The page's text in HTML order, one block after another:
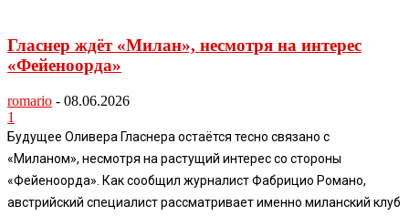
Гласнер ждёт «Милан», несмотря на интерес
«Фейеноорда»
romario - 08.06.2026
1
Будущее Оливера Гласнера остаётся тесно связано с
«Миланом», несмотря на растущий интерес со стороны
«Фейеноорда». Как сообщил журналист Фабрицио Романо,
австрийский специалист рассматривает именно миланский клуб